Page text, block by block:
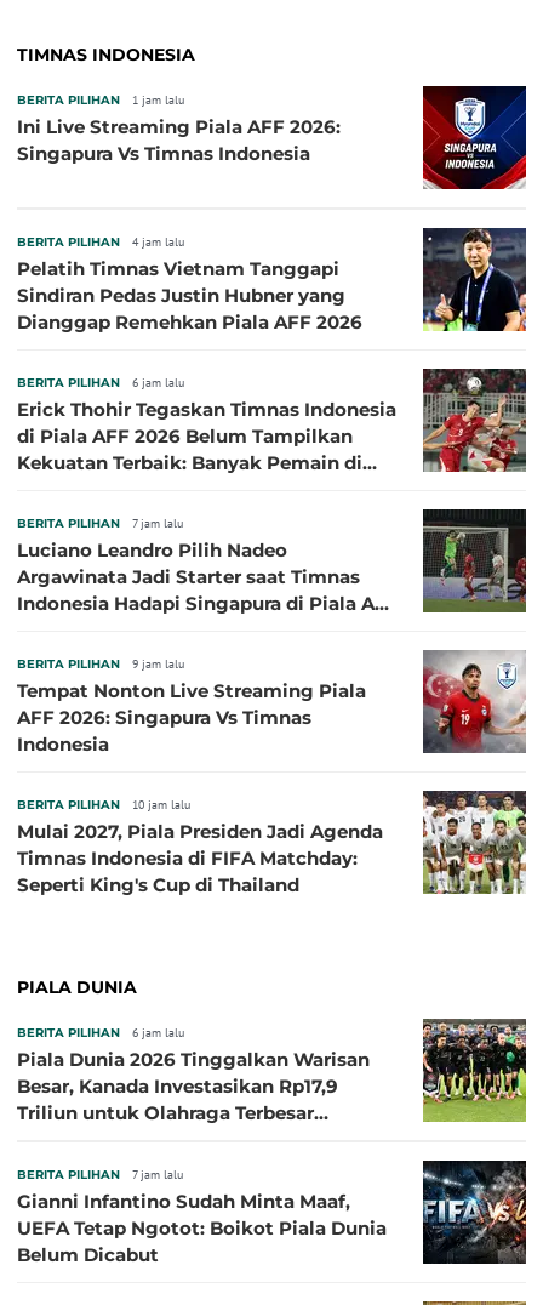
TIMNAS INDONESIA
BERITA PILIHAN 1 jam lalu
Ini Live Streaming Piala AFF 2026:
Singapura Vs Timnas Indonesia
BERITA PILIHAN 4 jam lalu
Pelatih Timnas Vietnam Tanggapi
Sindiran Pedas Justin Hubner yang
Dianggap Remehkan Piala AFF 2026
BERITA PILIHAN 6 jam lalu
Erick Thohir Tegaskan Timnas Indonesia
di Piala AFF 2026 Belum Tampilkan
Kekuatan Terbaik: Banyak Pemain di
BERITA PILIHAN 7 jam lalu
Luciano Leandro Pilih Nadeo
Argawinata Jadi Starter saat Timnas
Indonesia Hadapi Singapura di Piala AFF
BERITA PILIHAN 9 jam lalu
Tempat Nonton Live Streaming Piala
AFF 2026: Singapura Vs Timnas
Indonesia
BERITA PILIHAN 10 jam lalu
Mulai 2027, Piala Presiden Jadi Agenda
Timnas Indonesia di FIFA Matchday:
Seperti King's Cup di Thailand
PIALA DUNIA
BERITA PILIHAN 6 jam lalu
Piala Dunia 2026 Tinggalkan Warisan
Besar, Kanada Investasikan Rp17,9
Triliun untuk Olahraga Terbesar
BERITA PILIHAN 7 jam lalu
Gianni Infantino Sudah Minta Maaf,
UEFA Tetap Ngotot: Boikot Piala Dunia
Belum Dicabut